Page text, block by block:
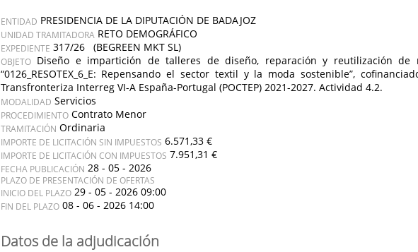
ENTIDAD PRESIDENCIA DE LA DIPUTACIÓN DE BADAJOZ
UNIDAD TRAMITADORA RETO DEMOGRÁFICO
EXPEDIENTE 317/26 (BEGREEN MKT SL)
OBJETO
Diseño e impartición de talleres de diseño, reparación y reutilización
“0126_RESOTEX_6_E: Repensando el sector textil y la moda sostenible”,
Transfronteriza Interreg VI-A España-Portugal (POCTEP) 2021-2027. Actividad 4.2.
MODALIDAD Servicios
PROCEDIMIENTO Contrato Menor
TRAMITACIÓN Ordinaria
IMPORTE DE LICITACIÓN SIN IMPUESTOS 6.571,33 €
IMPORTE DE LICITACIÓN CON IMPUESTOS 7.951,31 €
FECHA PUBLICACIÓN 28 - 05 - 2026
PLAZO DE PRESENTACIÓN DE OFERTAS
INICIO DEL PLAZO 29 - 05 - 2026 09:00
FIN DEL PLAZO 08 - 06 - 2026 14:00
Datos de la adjudicación